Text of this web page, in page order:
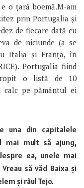
o țară boemă.M-am
prin Portugalia și
de fiecare dată cu
de niciunde (a se
Italia și Franța, în
Portugalia fiind
o listă de 10
calc pe pământul ei
una din capitalele
mai mult să ajung,
ea, unele mai
să văd Baixa și
și râul Tejo.